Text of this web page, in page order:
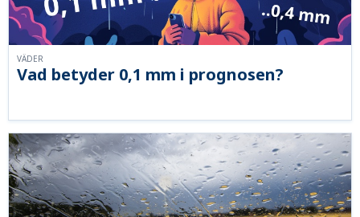
Vad betyder 0,1 mm i prognosen?
VÄDER